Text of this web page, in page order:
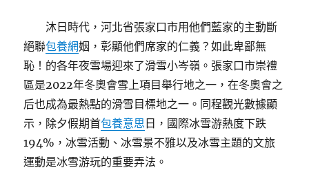
沐日時代，河北省張家口市用他們藍家的主動斷
絕聯包養網姻，彰顯他們席家的仁義？如此卑鄙無
恥！的各年夜雪場迎來了滑雪小岑嶺。張家口市崇禮
區是2022年冬奧會雪上項目舉行地之一，在冬奧會之
后也成為最熱點的滑雪目標地之一。同程觀光數據顯
示，除夕假期首包養意思 日，國際冰雪游熱度下跌
194%，冰雪活動、冰雪景不雅以及冰雪主題的文旅
運動是冰雪游玩的重要弄法。